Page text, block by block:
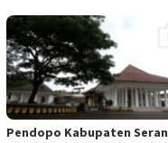
Pendopo Kabupaten